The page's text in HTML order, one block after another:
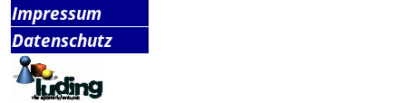
Impressum
Datenschutz